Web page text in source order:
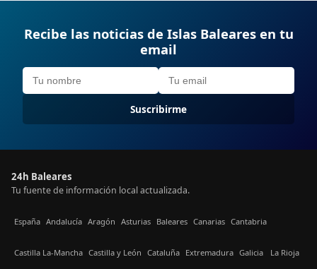
Recibe las noticias de Islas Baleares en tu
email
Suscribirme
24h Baleares
Tu fuente de información local actualizada.
España Andalucía Aragón Asturias Baleares Canarias Cantabria
Castilla La-Mancha Castilla y León Cataluña Extremadura Galicia La Rioja